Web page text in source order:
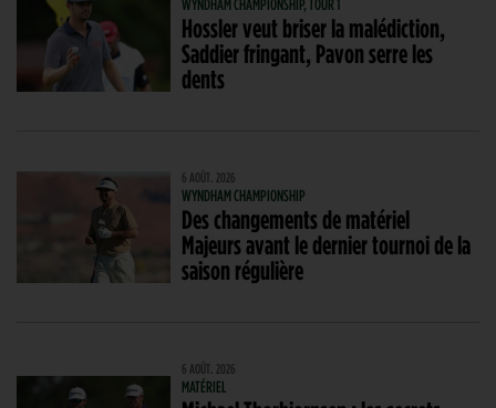
WYNDHAM CHAMPIONSHIP, TOUR 1
Hossler veut briser la malédiction,
Saddier fringant, Pavon serre les
dents
6 AOÛT. 2026
WYNDHAM CHAMPIONSHIP
Des changements de matériel
Majeurs avant le dernier tournoi de la
saison régulière
6 AOÛT. 2026
MATÉRIEL